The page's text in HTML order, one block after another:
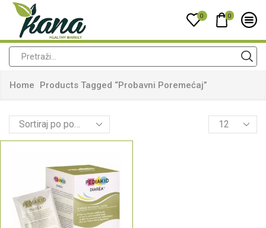
0 0
Home Products Tagged “probavni Poremećaj”